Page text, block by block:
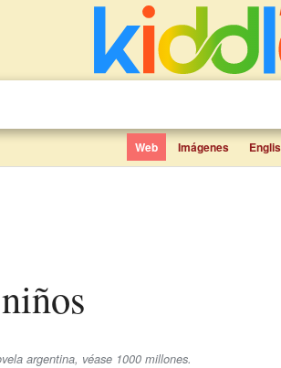
Web Imágenes
argentina, véase 1000 millones.